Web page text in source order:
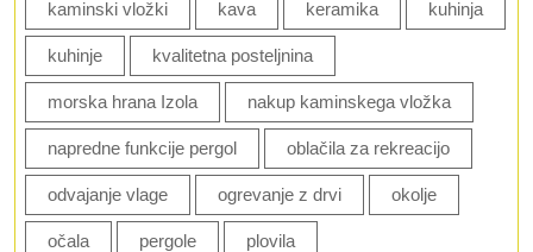
kaminski vložki kava keramika kuhinja
kuhinje kvalitetna posteljnina
morska hrana Izola nakup kaminskega vložka
napredne funkcije pergol oblačila za rekreacijo
odvajanje vlage ogrevanje z drvi okolje
očala pergole plovila